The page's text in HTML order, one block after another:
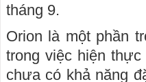
tháng 9.
Orion là một phần
trong việc hiện
chưa có khả năng